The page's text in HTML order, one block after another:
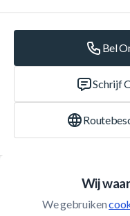
Wij
We gebruiken
Bel
Schrijf